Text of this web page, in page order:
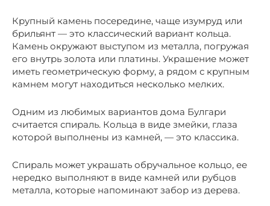
Крупный камень посередине, чаще изумруд или
брильянт — это классический вариант кольца.
Камень окружают выступом из металла, погружая
его внутрь золота или платины. Украшение может
иметь геометрическую форму, а рядом с крупным
камнем могут находиться несколько мелких.
Одним из любимых вариантов дома Булгари
считается спираль. Кольца в виде змейки, глаза
которой выполнены из камней, — это классика.
Спираль может украшать обручальное кольцо, ее
нередко выполняют в виде камней или рубцов
металла, которые напоминают забор из дерева.